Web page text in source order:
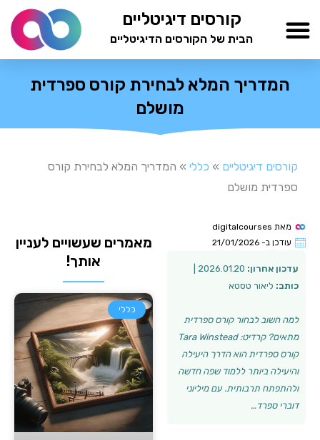
לתוכן
קורסים דיגיטליים
הבית של הקורסים הדיגיטליים
המדריך המלא לבחירת קורס ספרדית
מושלם
קורסים דיגיטליים » כללי » המדריך המלא לבחירת קורס
ספרדית מושלם
מאת
עודכן ב- 21/01/2026
עדכון אחרון:
כותב: ליאור טסטא
למה חשוב לבחור קורס ספרדית
מתאים? קרדיט: Tara Winstead
קורס ספרדית הוא הדרך היעילה
והיעילה ביותר ללמוד שפה חדשה
ולהתפתח תרבותית. עם מיליוני
דוברי ספרד…
מאמרים שעשויים לעניין
אותך!
כללי